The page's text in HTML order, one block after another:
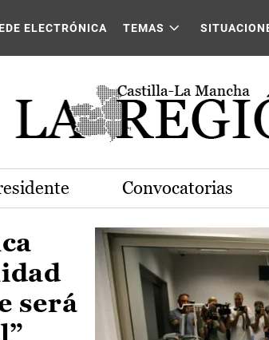
La Mancha
ELECTRÓNICA TEMAS
Convocatorias
será